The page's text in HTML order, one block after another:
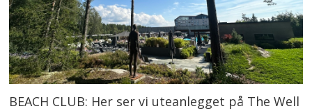
BEACH CLUB: Her ser vi uteanlegget på The Well